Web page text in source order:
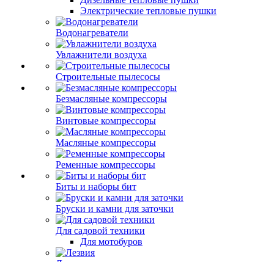
Электрические тепловые пушки
Водонагреватели
Увлажнители воздуха
Строительные пылесосы
Безмасляные компрессоры
Винтовые компрессоры
Масляные компрессоры
Ременные компрессоры
Биты и наборы бит
Бруски и камни для заточки
Для садовой техники
Для мотобуров